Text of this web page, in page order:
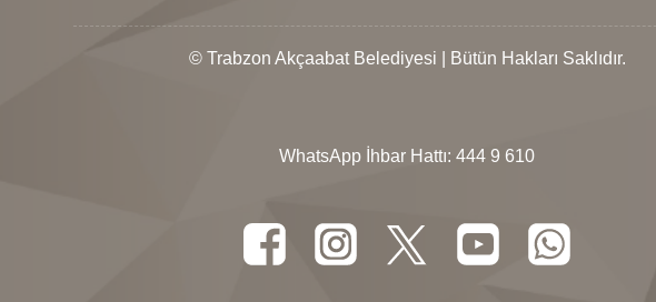
© Trabzon Akçaabat Belediyesi | Bütün Hakları Saklıdır.
WhatsApp İhbar Hattı: 444 9 610